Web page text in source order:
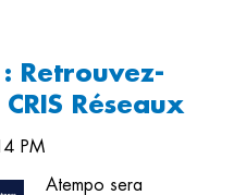
Retrouvez-
Réseaux
PM
Atempo sera